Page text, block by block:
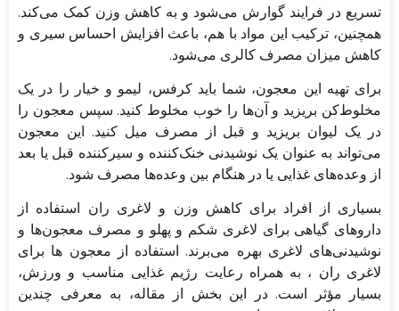
تسریع در فرایند گوارش می‌شود و به کاهش وزن کمک می‌کند.
همچنین، ترکیب این مواد با هم، باعث افزایش احساس سیری و
کاهش میزان مصرف کالری می‌شود.
برای تهیه این معجون، شما باید کرفس، لیمو و خیار را در یک
مخلوط‌کن بریزید و آن‌ها را خوب مخلوط کنید. سپس معجون را
در یک لیوان بریزید و قبل از مصرف میل کنید. این معجون
می‌تواند به عنوان یک نوشیدنی خنک‌کننده و سیرکننده قبل یا بعد
از وعده‌های غذایی یا در هنگام بین وعده‌ها مصرف شود.
بسیاری از افراد برای کاهش وزن و لاغری ران استفاده از
دارو‌های گیاهی برای لاغری شکم و پهلو و مصرف معجون‌ها و
نوشیدنی‌های لاغری بهره می‌برند. استفاده از معجون‌ ها برای
لاغری ران ، به همراه رعایت رژیم غذایی مناسب و ورزش،
بسیار مؤثر است. در این بخش از مقاله، به معرفی چندین